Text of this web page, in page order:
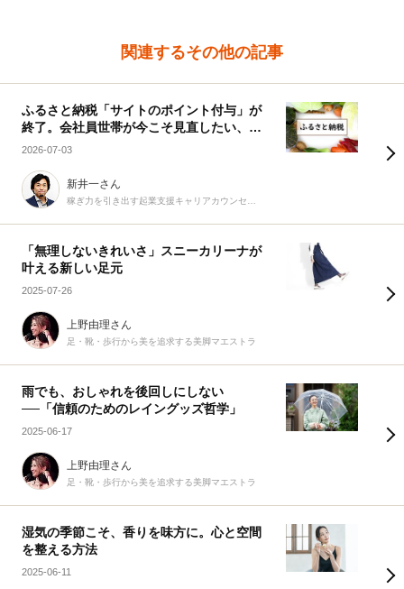
関連するその他の記事
ふるさと納税「サイトのポイント付与」が
終了。会社員世帯が今こそ見直したい、賢
い活用術
2026-07-03
新井一さん
「無理しないきれいさ」スニーカリーナが
叶える新しい足元
2025-07-26
上野由理さん
足・靴・歩行から美を追求する美脚マエストラ
雨でも、おしゃれを後回しにしない
──「信頼のためのレイングッズ哲学」
2025-06-17
上野由理さん
足・靴・歩行から美を追求する美脚マエストラ
湿気の季節こそ、香りを味方に。心と空間
を整える方法
2025-06-11